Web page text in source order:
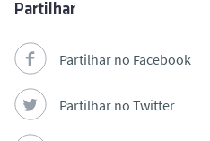
Partilhar
Partilhar no Facebook
Partilhar no Twitter